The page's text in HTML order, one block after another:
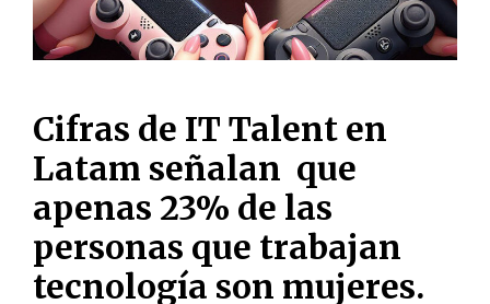
Cifras de IT Talent en
Latam señalan que
apenas 23% de las
personas que trabajan
tecnología son mujeres.